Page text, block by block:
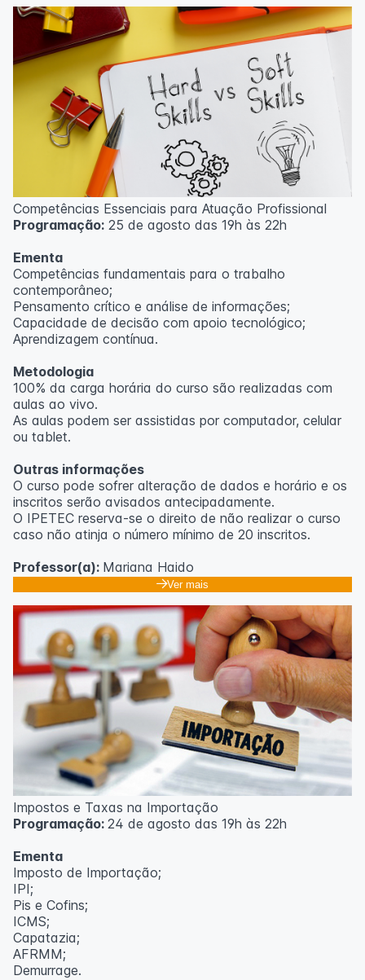
Competências Essenciais para Atuação Profissional
Programação: 25 de agosto das 19h às 22h
Ementa
Competências fundamentais para o trabalho
contemporâneo;
Pensamento crítico e análise de informações;
Capacidade de decisão com apoio tecnológico;
Aprendizagem contínua.
Metodologia
100% da carga horária do curso são realizadas com
aulas ao vivo.
As aulas podem ser assistidas por computador, celular
ou tablet.
Outras informações
O curso pode sofrer alteração de dados e horário e os
inscritos serão avisados ​​antecipadamente.
O IPETEC reserva-se o direito de não realizar o curso
caso não atinja o número mínimo de 20 inscritos.
Professor(a): Mariana Haido
Ver mais
Impostos e Taxas na Importação
Programação: 24 de agosto das 19h às 22h
Ementa
Imposto de Importação;
IPI;
Pis e Cofins;
ICMS;
Capatazia;
AFRMM;
Demurrage.